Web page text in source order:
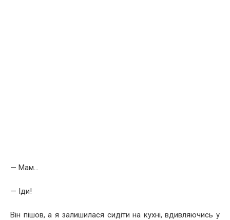
— Мам…
— Іди!
Він пішов, а я залишилася сидіти на кухні, вдивляючись у